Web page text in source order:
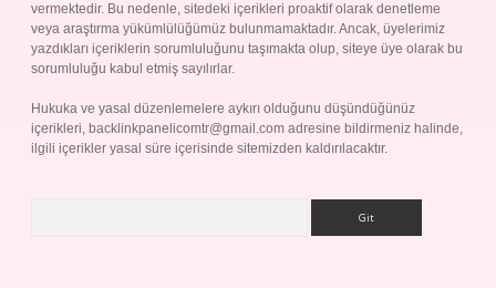
vermektedir. Bu nedenle, sitedeki içerikleri proaktif olarak denetleme
veya araştırma yükümlülüğümüz bulunmamaktadır. Ancak, üyelerimiz
yazdıkları içeriklerin sorumluluğunu taşımakta olup, siteye üye olarak bu
sorumluluğu kabul etmiş sayılırlar.
Hukuka ve yasal düzenlemelere aykırı olduğunu düşündüğünüz
içerikleri, backlinkpanelicomtr@gmail.com adresine bildirmeniz halinde,
ilgili içerikler yasal süre içerisinde sitemizden kaldırılacaktır.